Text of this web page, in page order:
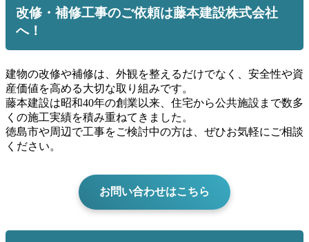
改修・補修工事のご依頼は藤本建設株式会社
へ！
建物の改修や補修は、外観を整えるだけでなく、安全性や資
産価値を高める大切な取り組みです。
藤本建設は昭和40年の創業以来、住宅から公共施設まで数多
くの施工実績を積み重ねてきました。
徳島市や周辺で工事をご検討中の方は、ぜひお気軽にご相談
ください。
お問い合わせはこちら